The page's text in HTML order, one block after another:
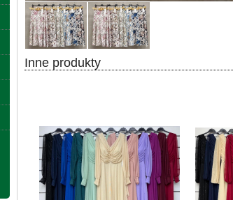
Inne produkty